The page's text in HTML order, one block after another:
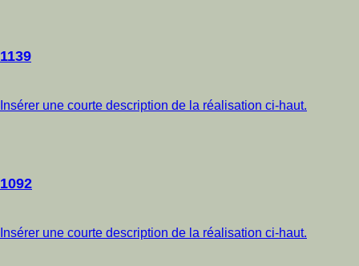
1139
Insérer une courte description de la réalisation ci-haut.
1092
Insérer une courte description de la réalisation ci-haut.